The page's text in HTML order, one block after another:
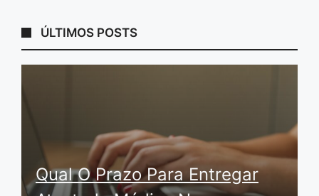
ÚLTIMOS POSTS
Qual O Prazo Para Entregar